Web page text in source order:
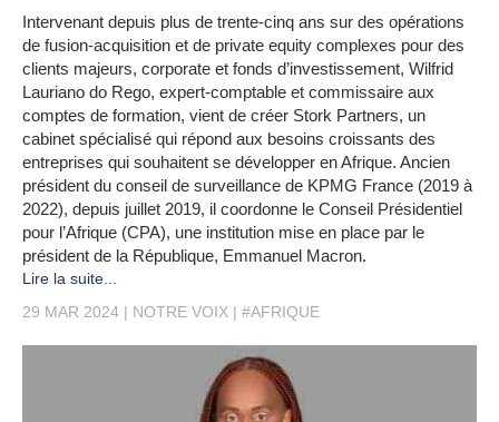
Intervenant depuis plus de trente-cinq ans sur des opérations
de fusion-acquisition et de private equity complexes pour des
clients majeurs, corporate et fonds d’investissement, Wilfrid
Lauriano do Rego, expert-comptable et commissaire aux
comptes de formation, vient de créer Stork Partners, un
cabinet spécialisé qui répond aux besoins croissants des
entreprises qui souhaitent se développer en Afrique. Ancien
président du conseil de surveillance de KPMG France (2019 à
2022), depuis juillet 2019, il coordonne le Conseil Présidentiel
pour l’Afrique (CPA), une institution mise en place par le
président de la République, Emmanuel Macron.
Lire la suite...
29 MAR 2024
NOTRE VOIX #AFRIQUE